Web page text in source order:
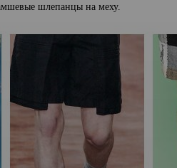
шлепанцы на меху.